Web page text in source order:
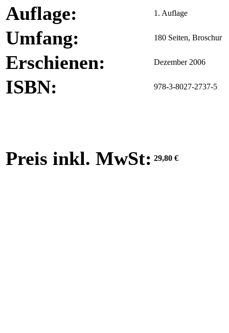
Auflage: 1. Auflage
Umfang: 180 Seiten, Broschur
Erschienen: Dezember 2006
ISBN: 978-3-8027-2737-5
Preis inkl. MwSt: 29,80 €